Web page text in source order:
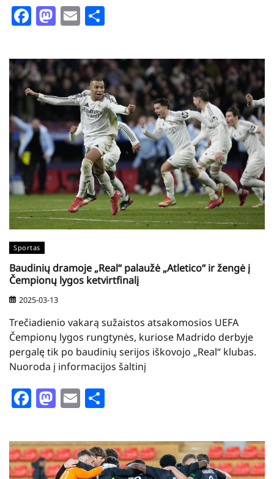
Facebook
Mastodon
Email
Sportas
Baudinių dramoje „Real“ palaužė „Atletico“ ir žengė į
Čempionų lygos ketvirtfinalį
2025-03-13
Trečiadienio vakarą sužaistos atsakomosios UEFA
Čempionų lygos rungtynės, kuriose Madrido derbyje
pergalę tik po baudinių serijos iškovojo „Real“ klubas.
Nuoroda į informacijos šaltinį
Facebook
Mastodon
Email